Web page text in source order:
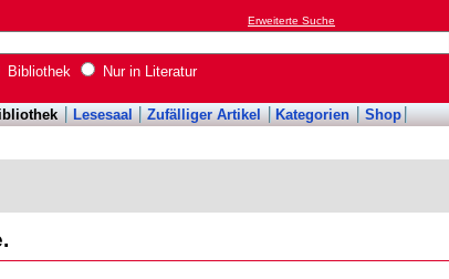
Erweiterte Suche
Bibliothek Nur in Literatur
Lesesaal Zufälliger Artikel Kategorien Shop